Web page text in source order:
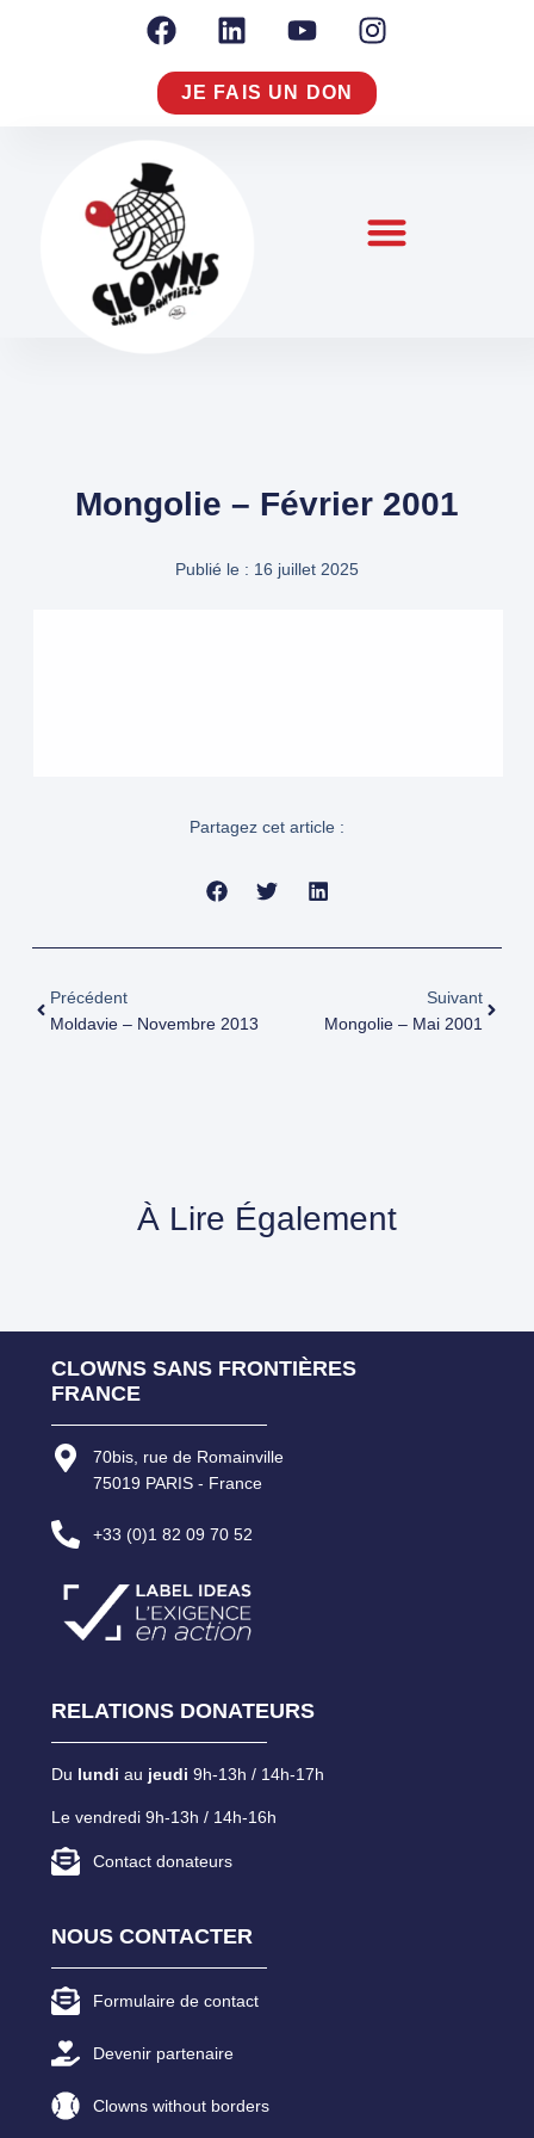
JE FAIS UN DON
Mongolie – Février 2001
Publié le : 16 juillet 2025
Partagez cet article :
Précédent
Moldavie – Novembre 2013
Suivant
Mongolie – Mai 2001
À Lire Également
CLOWNS SANS FRONTIÈRES
FRANCE
70bis, rue de Romainville
75019 PARIS - France
+33 (0)1 82 09 70 52
RELATIONS DONATEURS
Du lundi au jeudi 9h-13h / 14h-17h
Le vendredi 9h-13h / 14h-16h
Contact donateurs
NOUS CONTACTER
Formulaire de contact
Devenir partenaire
Clowns without borders